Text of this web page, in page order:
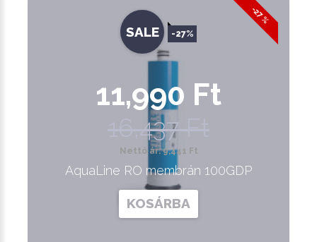
-27 %
SALE -27%
11,990 Ft
16,437 Ft
Nettó ár: 9,441 Ft
AquaLine RO membrán 100GDP
KOSÁRBA